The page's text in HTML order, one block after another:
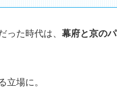
った時代は、 幕府と京のパ
立場に。